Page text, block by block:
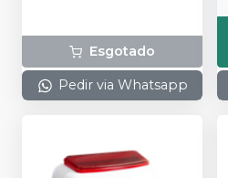
Esgotado
Pedir via Whatsapp